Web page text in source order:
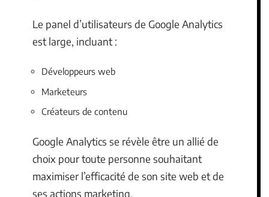
Le panel d’utilisateurs de Google Analytics
est large, incluant :
Développeurs web
Marketeurs
Créateurs de contenu
Google Analytics se révèle être un allié de
choix pour toute personne souhaitant
maximiser l’efficacité de son site web et de
ses actions marketing.